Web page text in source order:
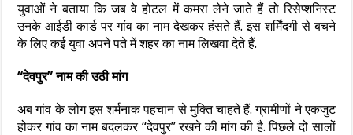
युवाओं ने बताया कि जब वे होटल में कमरा लेने जाते हैं तो रिसेप्शनिस्ट
उनके आईडी कार्ड पर गांव का नाम देखकर हंसते हैं. इस शर्मिंदगी से बचने
के लिए कई युवा अपने पते में शहर का नाम लिखवा देते हैं.
“देवपुर” नाम की उठी मांग
अब गांव के लोग इस शर्मनाक पहचान से मुक्ति चाहते हैं. ग्रामीणों ने एकजुट
होकर गांव का नाम बदलकर “देवपुर” रखने की मांग की है. पिछले दो सालों